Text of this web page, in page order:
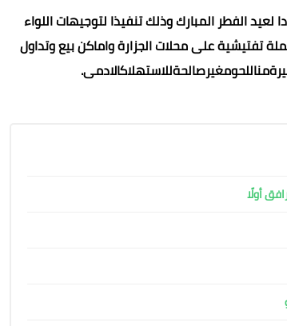
الفطر المبارك وذلك تنفيذا لتوجيهات اللواء
تفتيشية على محلات الجزارة واماكن بيع وتداول
أولًا